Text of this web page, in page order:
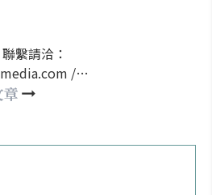
繫請洽：
/